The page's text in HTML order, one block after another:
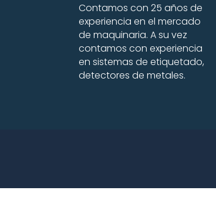
Contamos con 25 años de
experiencia en el mercado
de maquinaria. A su vez
contamos con experiencia
en sistemas de etiquetado,
detectores de metales.